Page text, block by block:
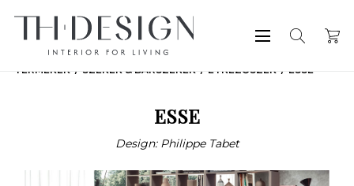
TERMÉKEK SZÉKEK & BÁRSZÉKEK ÉTKEZŐSZÉK ESSE
ESSE
Design: Philippe Tabet